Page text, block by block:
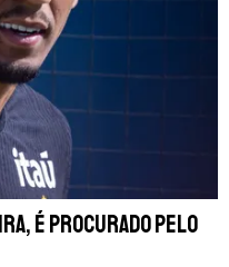
é procurado pelo